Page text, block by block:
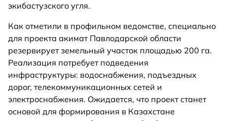
экибастузского угля.
Как отметили в профильном ведомстве, специально
для проекта акимат Павлодарской области
резервирует земельный участок площадью 200 га.
Реализация потребует подведения
инфраструктуры: водоснабжения, подъездных
дорог, телекоммуникационных сетей и
электроснабжения. Ожидается, что проект станет
основой для формирования в Казахстане